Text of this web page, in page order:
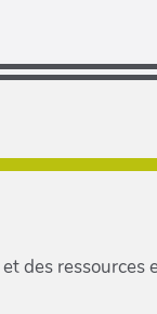
des ressources